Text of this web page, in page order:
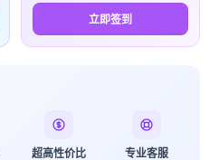
立即签到
超高性价比 专业客服